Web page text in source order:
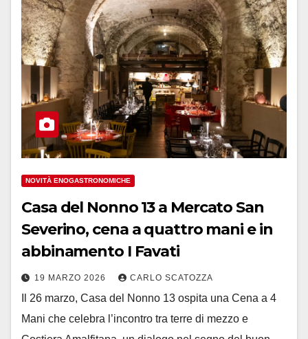
NOVITÀ ENOGASTRONOMICHE
Casa del Nonno 13 a Mercato San
Severino, cena a quattro mani e in
abbinamento I Favati
19 MARZO 2026 CARLO SCATOZZA
Il 26 marzo, Casa del Nonno 13 ospita una Cena a 4
Mani che celebra l’incontro tra terre di mezzo e